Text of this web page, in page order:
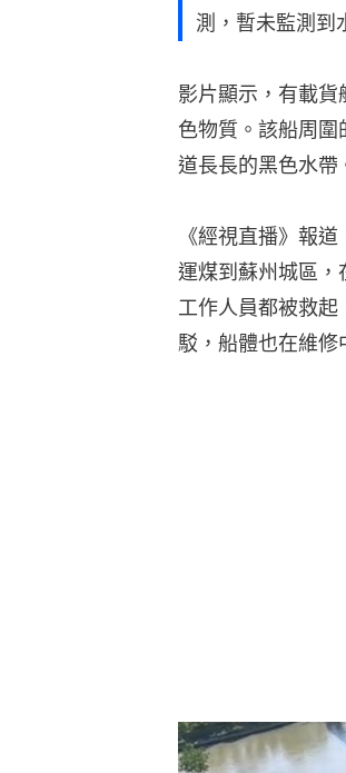
測，暫未監測到
影片顯示，有載
色物質。該船周
道長長的黑色水帶
《經視直播》報
運煤到蘇州城區，
工作人員都被救
駁，船體也在維修